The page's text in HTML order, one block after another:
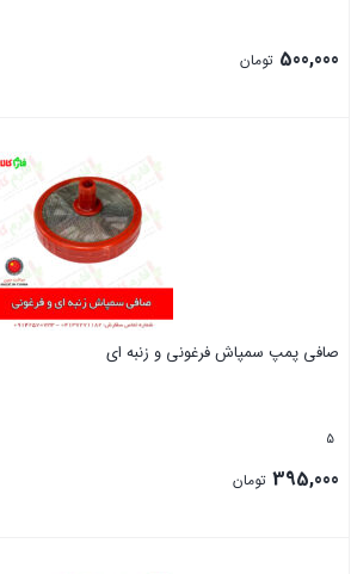
500,000 تومان
صافی پمپ سمپاش فرغونی و زنبه ای
5
395,000 تومان